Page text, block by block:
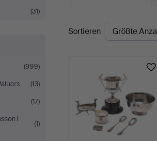
(31)
(999)
(13)
(17)
i
(1)
Laufende
Auktionen
Sortieren